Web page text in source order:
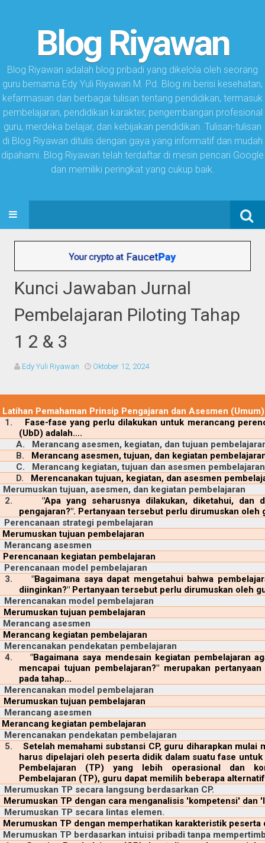
Blog Riyawan
Blog Riyawan adalah blog pribadi yang dikelola oleh seorang
guru bernama Edy Yuli Riyawan M. Pd. Blog ini berisi kesehatan,
kefarmasian dan berbagai tulisan tentang pendidikan, termasuk
pembelajaran, pendidikan karakter, pengembangan profesional
guru, merdeka belajar, dan kebijakan pendidikan. Tulisan-tulisan
di Blog Riyawan ditulis dengan gaya yang informatif dan mudah
dipahami. Blog Riyawan telah terdaftar di mesin pencari Google
dan memiliki peringkat yang cukup baik.
Search
for:
SKIP TO CONTENT
Kunci Jawaban Jurnal
Pembelajaran Piloting Tahap
1 2 & 3
Edy Yuli Riyawan Oktober 12, 2024
Latihan Pemahaman Prinsip Pengajaran dan Asesmen (Umum)
1.
Fase-fase yang perlu dilakukan untuk merancang
(UbD) adalah….
A.
Merancang asesmen, kegiatan, dan tujuan
B.
Merancang asesmen, tujuan, dan kegiatan
C.
Merancang kegiatan, tujuan dan asesmen pembelajaran
D.
Merencanakan tujuan, kegiatan, dan asesmen
Merumuskan tujuan, asesmen, dan kegiatan pembelajaran
2.
"Apa yang seharusnya dilakukan, diketahui,
pengajaran?". Pertanyaan tersebut perlu dirumuskan oleh
Perencanaan strategi pembelajaran
Merumuskan tujuan pembelajaran
Merancang asesmen
Perencanaan kegiatan pembelajaran
Perencanaan model pembelajaran
3.
"Bagaimana saya dapat mengetahui bahwa
diinginkan?" Pertanyaan tersebut perlu dirumuskan oleh
Merencanakan model pembelajaran
Merumuskan tujuan pembelajaran
Merancang asesmen
Merancang kegiatan pembelajaran
Merencanakan pendekatan pembelajaran
4.
"Bagaimana saya mendesain kegiatan pembelajaran
mencapai tujuan pembelajaran?" merupakan
pada tahap...
Merencanakan model pembelajaran
Merumuskan tujuan pembelajaran
Merancang asesmen
Merancang kegiatan pembelajaran
Merencanakan pendekatan pembelajaran
5.
Setelah memahami substansi CP, guru diharapkan mulai
harus dipelajari oleh peserta didik dalam suatu fase
Pembelajaran (TP) yang lebih operasional dan
Pembelajaran (TP), guru dapat memilih beberapa
Merumuskan TP secara langsung berdasarkan CP.
Merumuskan TP dengan cara menganalisis 'kompetensi' dan
Merumuskan TP secara lintas elemen.
Merumuskan TP dengan memperhatikan karakteristik peserta
Merumuskan TP berdasarkan intuisi pribadi tanpa